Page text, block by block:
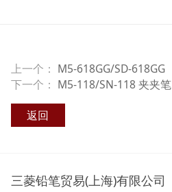
上一个： M5-618GG/SD-618GG
下一个： M5-118/SN-118 夹夹笔
返回
三菱铅笔贸易(上海)有限公司